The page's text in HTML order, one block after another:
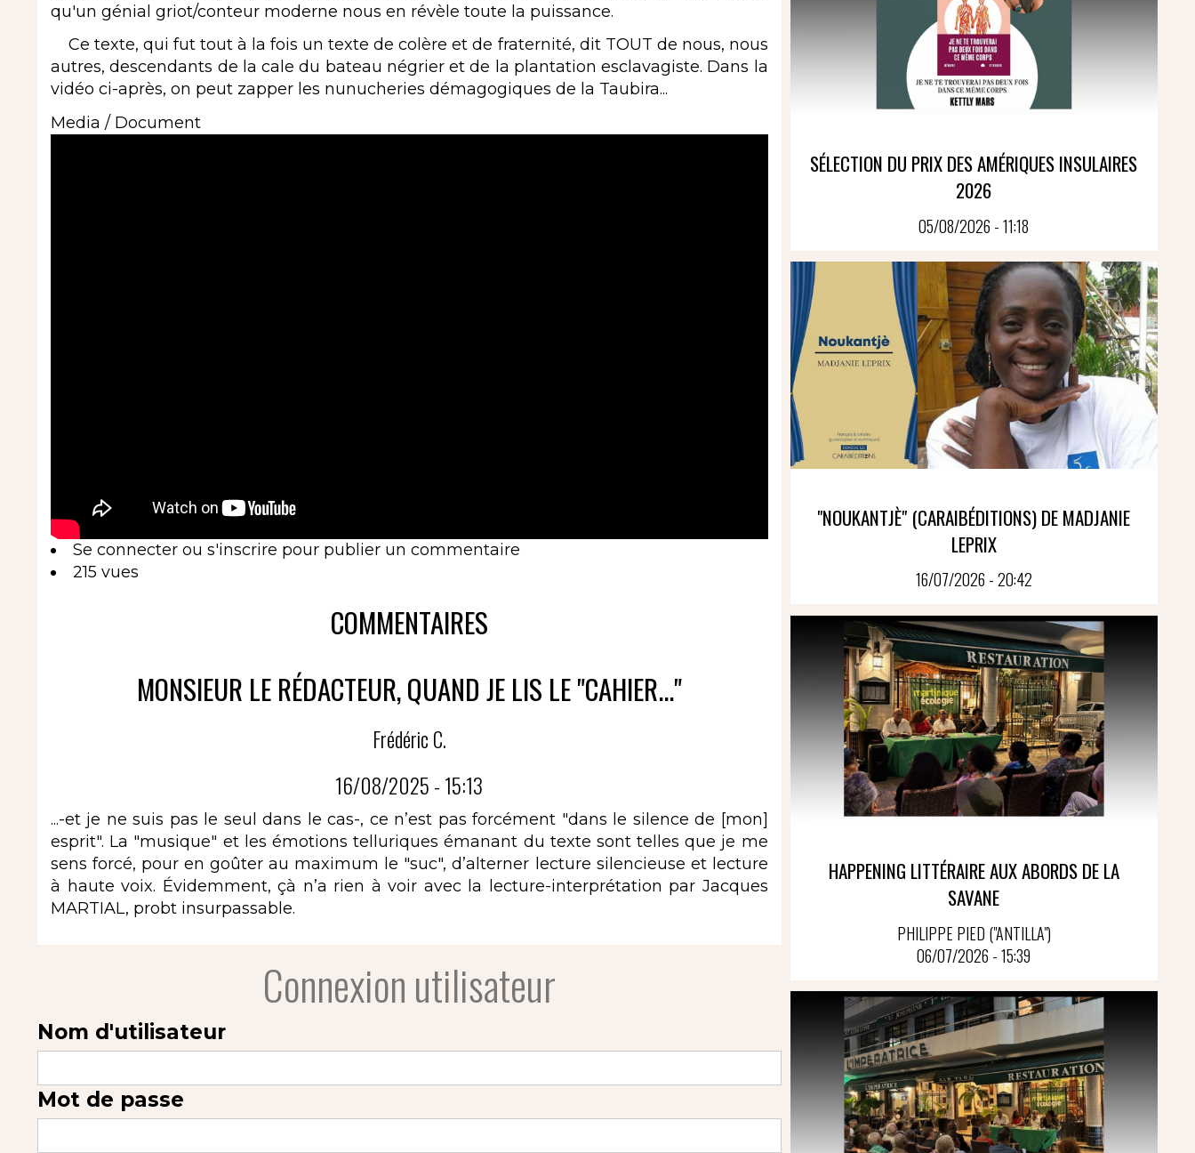
qu'un génial griot/conteur moderne nous en révèle toute la puissance.
Ce texte, qui fut tout à la fois un texte de colère et de fraternité, dit TOUT de nous, nous
autres, descendants de la cale du bateau négrier et de la plantation esclavagiste. Dans la
vidéo ci-après, on peut zapper les nunucheries démagogiques de la Taubira...
Media / Document
Se connecter ou s'inscrire pour publier un commentaire
215 vues
COMMENTAIRES
MONSIEUR LE RÉDACTEUR, QUAND JE LIS LE "CAHIER..."
Frédéric C.
16/08/2025 - 15:13
...-et je ne suis pas le seul dans le cas-, ce n’est pas forcément "dans le silence de [mon]
esprit". La "musique" et les émotions telluriques émanant du texte sont telles que je me
sens forcé, pour en goûter au maximum le "suc", d’alterner lecture silencieuse et lecture
à haute voix. Évidemment, çà n’a rien à voir avec la lecture-interprétation par Jacques
MARTIAL, probt insurpassable.
Connexion utilisateur
Nom d'utilisateur
Mot de passe
SÉLECTION DU PRIX DES AMÉRIQUES INSULAIRES
2026
05/08/2026 - 11:18
"NOUKANTJÈ" (CARAIBÉDITIONS) DE MADJANIE
LEPRIX
16/07/2026 - 20:42
HAPPENING LITTÉRAIRE AUX ABORDS DE LA
SAVANE
PHILIPPE PIED ("ANTILLA")
06/07/2026 - 15:39